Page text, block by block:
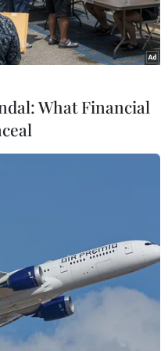
Chủ tịch Hội đồng
đốc Viện Thống
Ri Jong-hyok,
của Bình
What Financial